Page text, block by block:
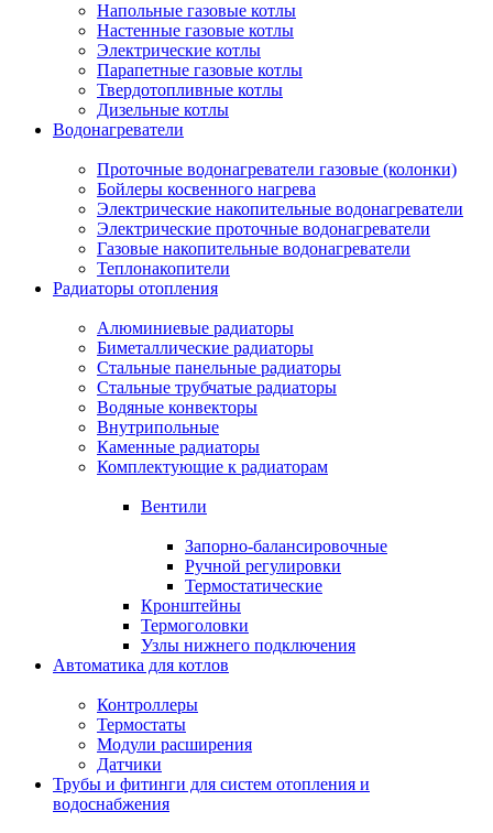
Напольные газовые котлы
Настенные газовые котлы
Электрические котлы
Парапетные газовые котлы
Твердотопливные котлы
Дизельные котлы
Водонагреватели
Проточные водонагреватели газовые (колонки)
Бойлеры косвенного нагрева
Электрические накопительные водонагреватели
Электрические проточные водонагреватели
Газовые накопительные водонагреватели
Теплонакопители
Радиаторы отопления
Алюминиевые радиаторы
Биметаллические радиаторы
Стальные панельные радиаторы
Стальные трубчатые радиаторы
Водяные конвекторы
Внутрипольные
Каменные радиаторы
Комплектующие к радиаторам
Вентили
Запорно-балансировочные
Ручной регулировки
Термостатические
Кронштейны
Термоголовки
Узлы нижнего подключения
Автоматика для котлов
Контроллеры
Термостаты
Модули расширения
Датчики
Трубы и фитинги для систем отопления и
водоснабжения